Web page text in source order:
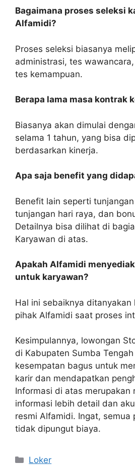
Bagaimana proses seleksi
Alfamidi?
Proses seleksi biasanya
administrasi, tes
tes kemampuan.
Berapa lama masa kontrak
Biasanya akan dimulai
selama 1 tahun, yang bisa
berdasarkan kinerja.
Apa saja benefit yang
Benefit lain seperti
tunjangan hari raya, dan
Detailnya bisa dilihat di
Karyawan di atas.
Apakah Alfamidi
untuk karyawan?
Hal ini sebaiknya ditanyakan
pihak Alfamidi saat proses
Kesimpulannya, lowongan
di Kabupaten Sumba
kesempatan bagus untuk
karir dan mendapatkan
Informasi di atas merupakan
informasi lebih detail dan
resmi Alfamidi. Ingat, semua
tidak dipungut biaya.
Kategori
Loker